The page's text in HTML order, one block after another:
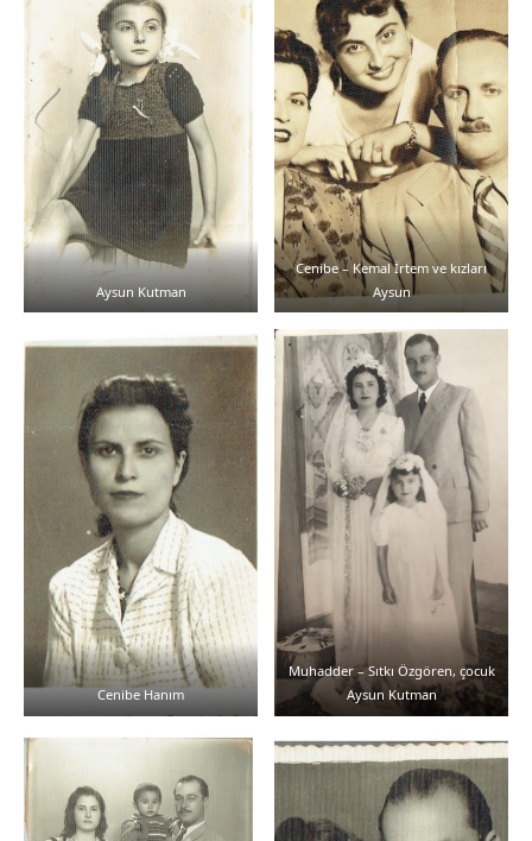
Aysun Kutman
Cenibe – Kemal İrtem ve kızları
Aysun
Cenibe Hanım
Muhadder – Sıtkı Özgören, çocuk
Aysun Kutman